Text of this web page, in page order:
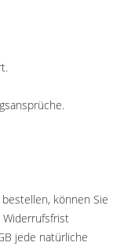
können Sie
Widerrufsfrist
jede natürliche